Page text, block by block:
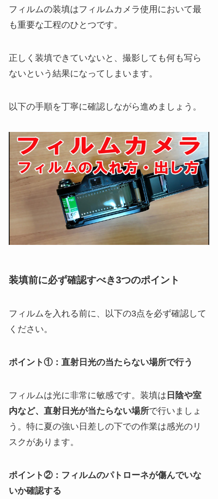
フィルムの装填はフィルムカメラ使用において最
も重要な工程のひとつです。
正しく装填できていないと、撮影しても何も写ら
ないという結果になってしまいます。
以下の手順を丁寧に確認しながら進めましょう。
装填前に必ず確認すべき3つのポイント
フィルムを入れる前に、以下の3点を必ず確認して
ください。
ポイント①：直射日光の当たらない場所で行う
フィルムは光に非常に敏感です。装填は 日陰や室
内など、直射日光が当たらない場所で行いましょ
う。特に夏の強い日差しの下での作業は感光のリ
スクがあります。
ポイント②：フィルムのパトローネが傷んでいな
いか確認する